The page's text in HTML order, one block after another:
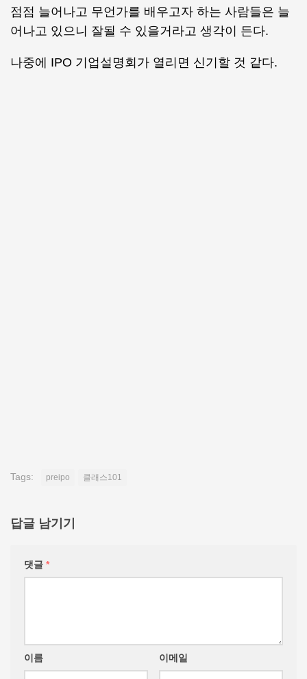
점점 늘어나고 무언가를 배우고자 하는 사람들은 늘
어나고 있으니 잘될 수 있을거라고 생각이 든다.
나중에 IPO 기업설명회가 열리면 신기할 것 같다.
Tags: preipo 클래스101
답글 남기기
댓글 *
이름 이메일